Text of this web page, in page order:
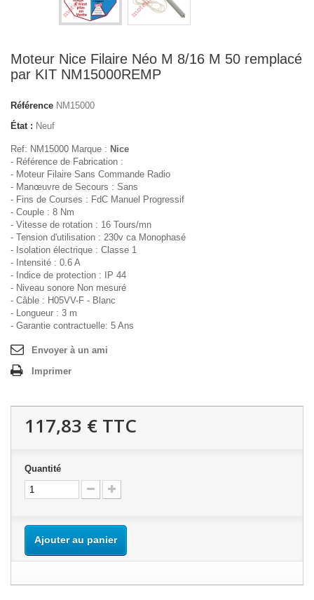
Moteur Nice Filaire Néo M 8/16 M 50 remplacé
par KIT NM15000REMP
Référence NM15000
État : Neuf
Ref: NM15000 Marque : Nice
- Référence de Fabrication :
- Moteur Filaire Sans Commande Radio
- Manœuvre de Secours : Sans
- Fins de Courses : FdC Manuel Progressif
- Couple : 8 Nm
- Vitesse de rotation : 16 Tours/mn
- Tension d'utilisation : 230v ca Monophasé
- Isolation électrique : Classe 1
- Intensité : 0.6 A
- Indice de protection : IP 44
- Niveau sonore Non mesuré
- Câble : H05VV-F - Blanc
- Longueur : 3 m
- Garantie contractuelle: 5 Ans
Envoyer à un ami
Imprimer
117,83 € TTC
Quantité
Ajouter au panier